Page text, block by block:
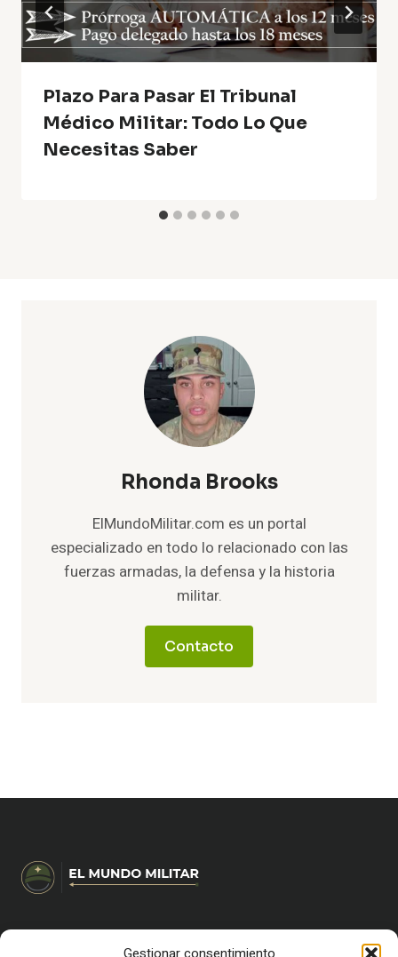
Plazo Para Pasar El Tribunal
Médico Militar: Todo Lo Que
Necesitas Saber
Rhonda Brooks
ElMundoMilitar.com es un portal
especializado en todo lo relacionado con las
fuerzas armadas, la defensa y la historia
militar.
Contacto